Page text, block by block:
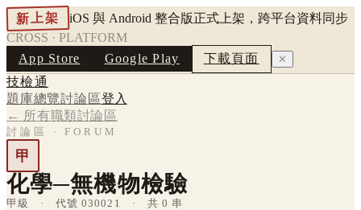
新上架
iOS 與 Android 整合版正式上架，跨平台資料同步
CROSS · PLATFORM
App Store
Google Play 下載頁面 ✕
技檢通
題庫總覽討論區登入
← 所有職類討論區
討論區 · FORUM
甲
化學─無機物檢驗
甲級 · 代號 030021 · 共 0 串